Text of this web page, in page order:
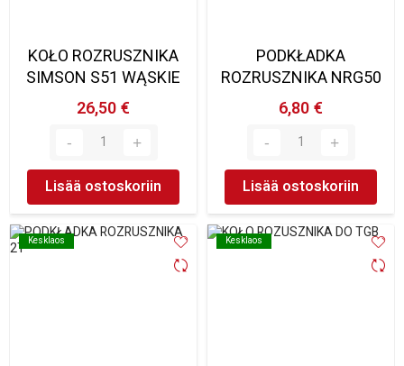
KOŁO ROZRUSZNIKA
SIMSON S51 WĄSKIE
26,50 €
Lisää ostoskoriin
PODKŁADKA
ROZRUSZNIKA NRG50
6,80 €
Lisää ostoskoriin
Kesklaos
Kesklaos Kesklaos
Kesklaos